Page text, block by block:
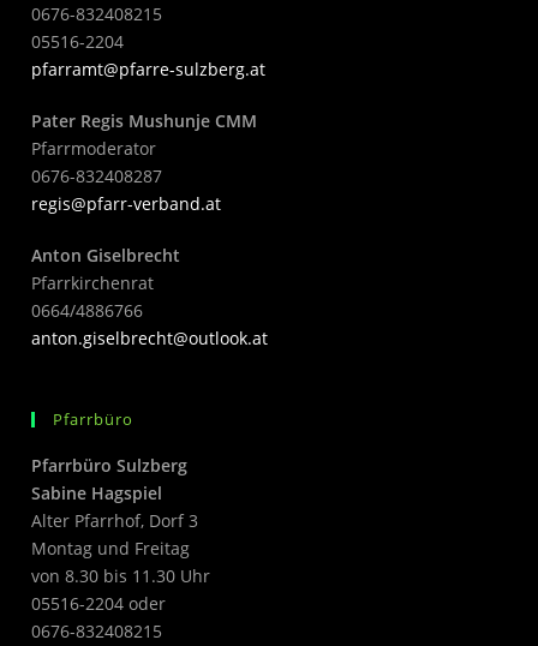
0676-832408215
05516-2204
pfarramt@pfarre-sulzberg.at
Pater Regis Mushunje CMM
Pfarrmoderator
0676-832408287
regis@pfarr-verband.at
Anton Giselbrecht
Pfarrkirchenrat
0664/4886766
anton.giselbrecht@outlook.at
Pfarrbüro
Pfarrbüro Sulzberg
Sabine Hagspiel
Alter Pfarrhof, Dorf 3
Montag und Freitag
von 8.30 bis 11.30 Uhr
05516-2204 oder
0676-832408215